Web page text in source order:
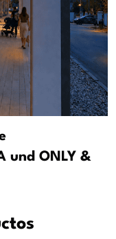
und ONLY &